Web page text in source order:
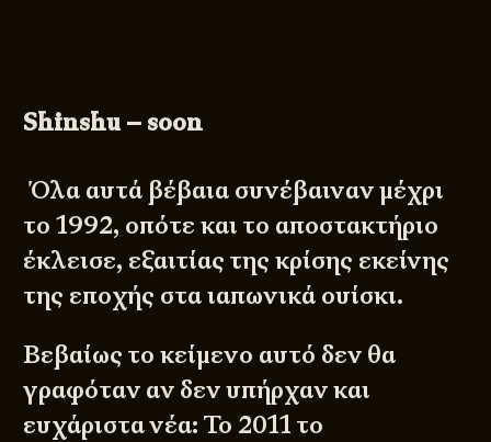
Shinshu – soon
Όλα αυτά βέβαια συνέβαιναν μέχρι
το 1992, οπότε και το αποστακτήριο
έκλεισε, εξαιτίας της κρίσης εκείνης
της εποχής στα ιαπωνικά ουίσκι.
Βεβαίως το κείμενο αυτό δεν θα
γραφόταν αν δεν υπήρχαν και
ευχάριστα νέα: Το 2011 το